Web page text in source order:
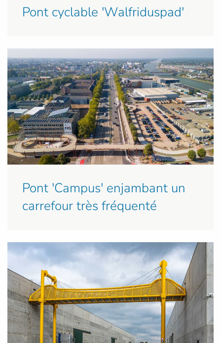
Pont cyclable 'Walfriduspad'
Pont 'Campus' enjambant un
carrefour très fréquenté